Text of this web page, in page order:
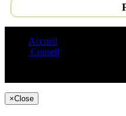
Accueil
Conseil
×Close